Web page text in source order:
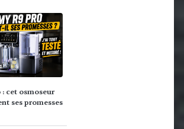
cet osmoseur
ses promesses